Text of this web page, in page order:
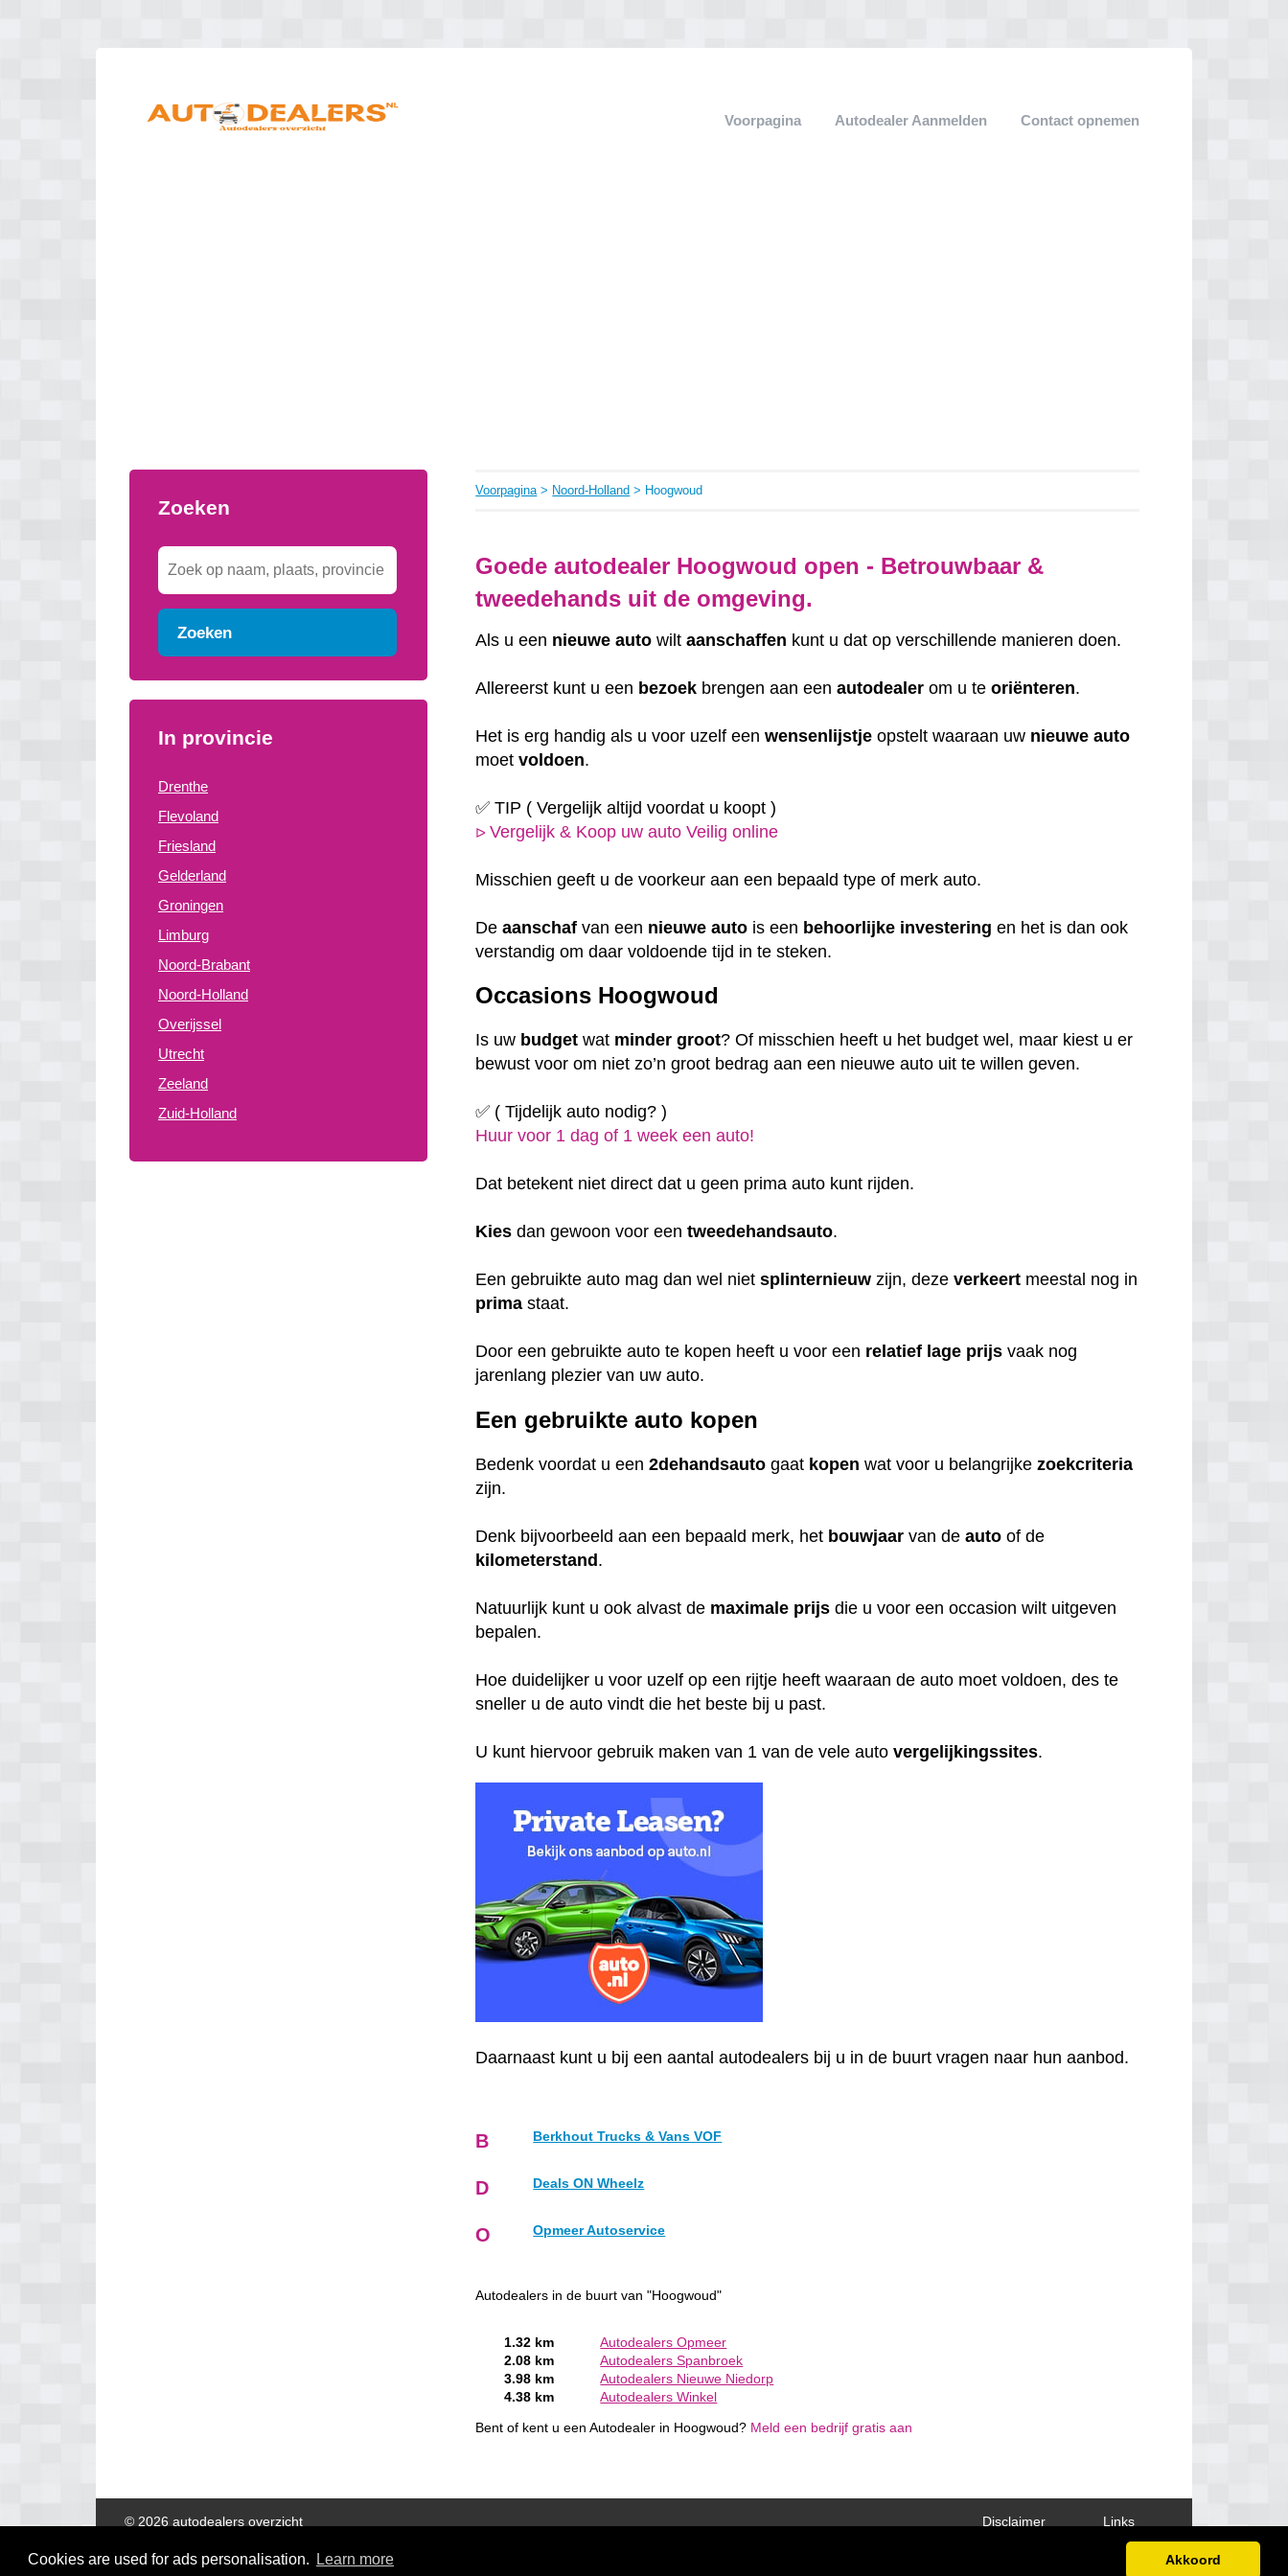
Cookies are used for ads personalisation. Learn more Akkoord
Voorpagina Autodealer Aanmelden Contact opnemen
Zoeken
Zoeken
In provincie
Drenthe
Flevoland
Friesland
Gelderland
Groningen
Limburg
Noord-Brabant
Noord-Holland
Overijssel
Utrecht
Zeeland
Zuid-Holland
Voorpagina> Noord-Holland > Hoogwoud
Goede autodealer Hoogwoud open - Betrouwbaar &
tweedehands uit de omgeving.
Als u een nieuwe auto wiltaanschaffen kunt u dat op verschillende manieren doen.
Allereerst kunt u een bezoek brengen aan eenautodealer om u teoriënteren.
Het is erg handig als u voor uzelf eenwensenlijstje opstelt waaraan uw nieuwe auto
moetvoldoen.
✅ TIP ( Vergelijk altijd voordat u koopt )
ᐅVergelijk & Koop uw auto Veilig online
Misschien geeft u de voorkeur aan een bepaald type of merk auto.
Deaanschaf van een nieuwe auto is een behoorlijke investering en het is dan ook
verstandig om daar voldoende tijd in te steken.
Occasions Hoogwoud
Is uw budget wat minder groot? Of misschien heeft u het budget wel, maar kiest u er
bewust voor om niet zo’n groot bedrag aan een nieuwe auto uit te willen geven.
✅ ( Tijdelijk auto nodig? )
Huur voor 1 dag of 1 week een auto!
Dat betekent niet direct dat u geen prima auto kunt rijden.
Kies dan gewoon voor eentweedehandsauto.
Een gebruikte auto mag dan wel nietsplinternieuw zijn, dezeverkeert meestal nog in
prima staat.
Door een gebruikte auto te kopen heeft u voor een relatief lage prijs vaak nog
jarenlang plezier van uw auto.
Een gebruikte auto kopen
Bedenk voordat u een2dehandsauto gaat kopen wat voor u belangrijkezoekcriteria
zijn.
Denk bijvoorbeeld aan een bepaald merk, het bouwjaar van deauto of de
kilometerstand.
Natuurlijk kunt u ook alvast de maximale prijs die u voor een occasion wilt uitgeven
bepalen.
Hoe duidelijker u voor uzelf op een rijtje heeft waaraan de auto moet voldoen, des te
sneller u de auto vindt die het beste bij u past.
U kunt hiervoor gebruik maken van 1 van de vele autovergelijkingssites.
Daarnaast kunt u bij een aantal autodealers bij u in de buurt vragen naar hun aanbod.
B Berkhout Trucks & Vans VOF
D Deals ON Wheelz
O Opmeer Autoservice
Autodealers in de buurt van "Hoogwoud"
1.32 km
Autodealers Opmeer
2.08 km
Autodealers Spanbroek
3.98 km
Autodealers Nieuwe Niedorp
4.38 km
Autodealers Winkel
Bent of kent u een Autodealer in Hoogwoud? Meld een bedrijf gratis aan
Links
Disclaimer
© 2026 autodealers overzicht